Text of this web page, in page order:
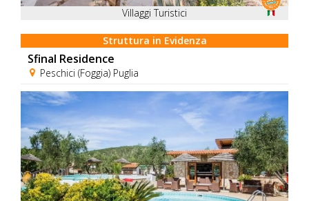
Villaggi Turistici
Struttura in Evidenza
Sfinal Residence
Peschici (Foggia) Puglia